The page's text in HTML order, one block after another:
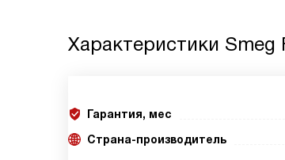
Характеристики Smeg
Гарантия, мес
Страна-производитель